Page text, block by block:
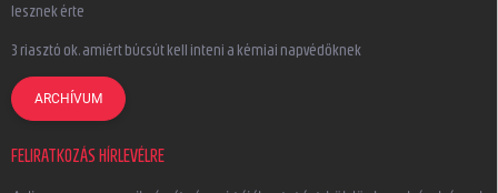
lesznek érte
3 riasztó ok, amiért búcsút kell inteni a kémiai napvédőknek
ARCHÍVUM
FELIRATKOZÁS HÍRLEVÉLRE